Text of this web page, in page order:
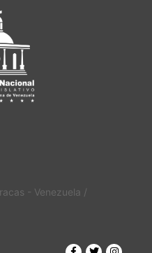
- Venezuela /